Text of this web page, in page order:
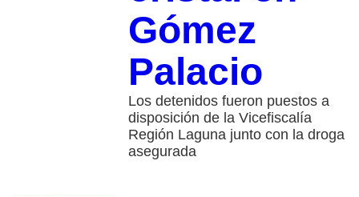
Gómez
Palacio
Los detenidos fueron puestos a
disposición de la Vicefiscalía
Región Laguna junto con la droga
asegurada